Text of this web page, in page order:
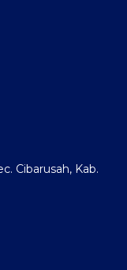
Cibarusah, Kab.